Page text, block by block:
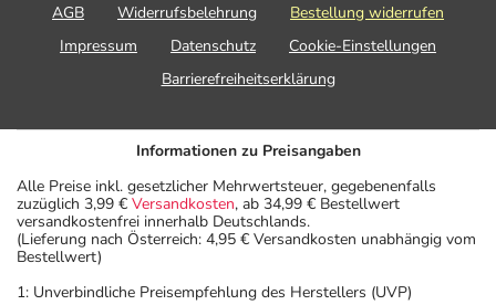
AGB Widerrufsbelehrung
Bestellung widerrufen
Impressum
Datenschutz
Cookie-Einstellungen
Barrierefreiheitserklärung
Informationen zu Preisangaben
Alle Preise inkl. gesetzlicher Mehrwertsteuer, gegebenenfalls
zuzüglich 3,99 € Versandkosten, ab 34,99 € Bestellwert
versandkostenfrei innerhalb Deutschlands.
(Lieferung nach Österreich: 4,95 € Versandkosten unabhängig vom
Bestellwert)
1: Unverbindliche Preisempfehlung des Herstellers (UVP)